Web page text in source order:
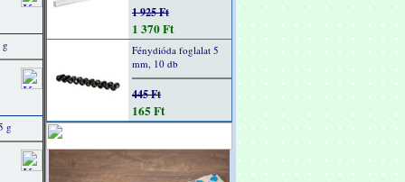
g
1 925 Ft
1 370 Ft
Fénydióda foglalat 5
mm, 10 db
445 Ft
165 Ft